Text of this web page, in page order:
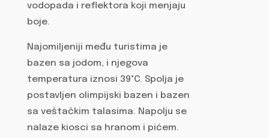
vodopada i reflektora koji menjaju
boje.
Najomiljeniji među turistima je
bazen sa jodom, i njegova
temperatura iznosi 39°C. Spolja je
postavljen olimpijski bazen i bazen
sa veštačkim talasima. Napolju se
nalaze kiosci sa hranom i pićem.